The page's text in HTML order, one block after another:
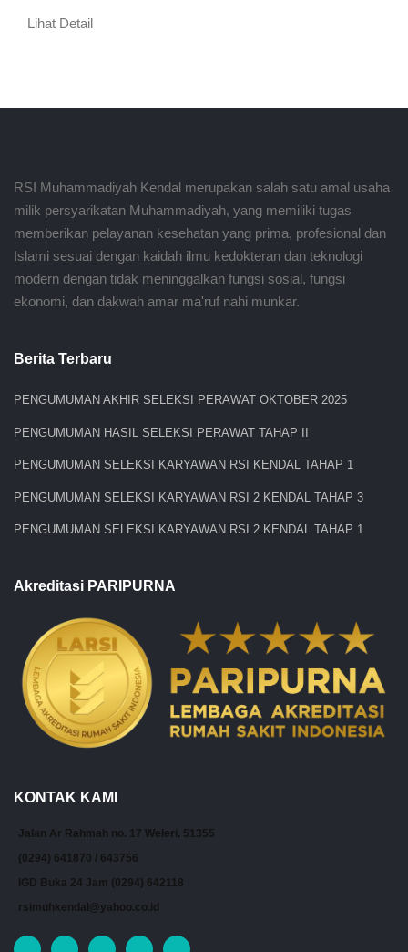
Lihat Detail
RSI Muhammadiyah Kendal merupakan salah satu amal usaha
milik persyarikatan Muhammadiyah, yang memiliki tugas
memberikan pelayanan kesehatan yang prima, profesional dan
Islami sesuai dengan kaidah ilmu kedokteran dan teknologi
modern dengan tidak meninggalkan fungsi sosial, fungsi
ekonomi, dan dakwah amar ma'ruf nahi munkar.
Berita Terbaru
PENGUMUMAN AKHIR SELEKSI PERAWAT OKTOBER 2025
PENGUMUMAN HASIL SELEKSI PERAWAT TAHAP II
PENGUMUMAN SELEKSI KARYAWAN RSI KENDAL TAHAP 1
PENGUMUMAN SELEKSI KARYAWAN RSI 2 KENDAL TAHAP 3
PENGUMUMAN SELEKSI KARYAWAN RSI 2 KENDAL TAHAP 1
Akreditasi PARIPURNA
KONTAK KAMI
Jalan Ar Rahmah no. 17 Weleri. 51355
(0294) 641870 / 643756
IGD Buka 24 Jam (0294) 642118
rsimuhkendal@yahoo.co.id